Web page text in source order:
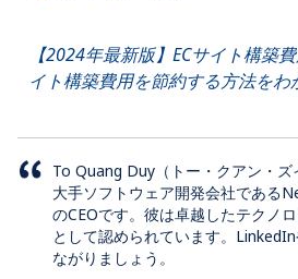
【2024年最新版】ECサイト構築
イト構築費用を節約する方法をわ
To Quang Duy（トー・クアン・
大手ソフトウェア開発会社である
のCEOです。彼は卓越したテクノ
として認められています。
ながりましょう。